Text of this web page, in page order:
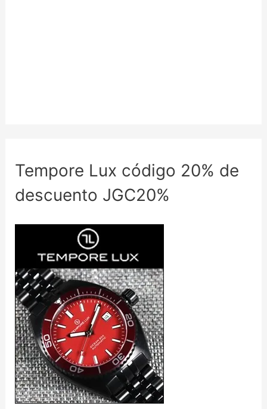
Tempore Lux código 20% de
descuento JGC20%